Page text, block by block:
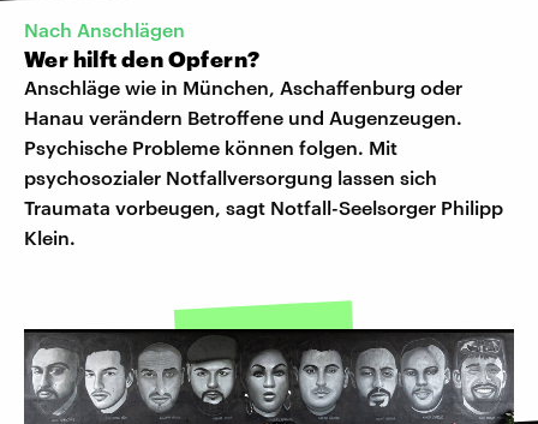
Nach Anschlägen
Wer hilft den Opfern?
Anschläge wie in München, Aschaffenburg oder
Hanau verändern Betroffene und Augenzeugen.
Psychische Probleme können folgen. Mit
psychosozialer Notfallversorgung lassen sich
Traumata vorbeugen, sagt Notfall-Seelsorger Philipp
Klein.